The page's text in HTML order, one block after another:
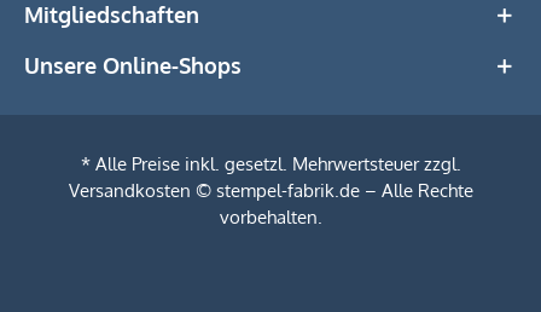
Mitgliedschaften
Unsere Online-Shops
* Alle Preise inkl. gesetzl. Mehrwertsteuer zzgl.
Versandkosten © stempel-fabrik.de – Alle Rechte
vorbehalten.